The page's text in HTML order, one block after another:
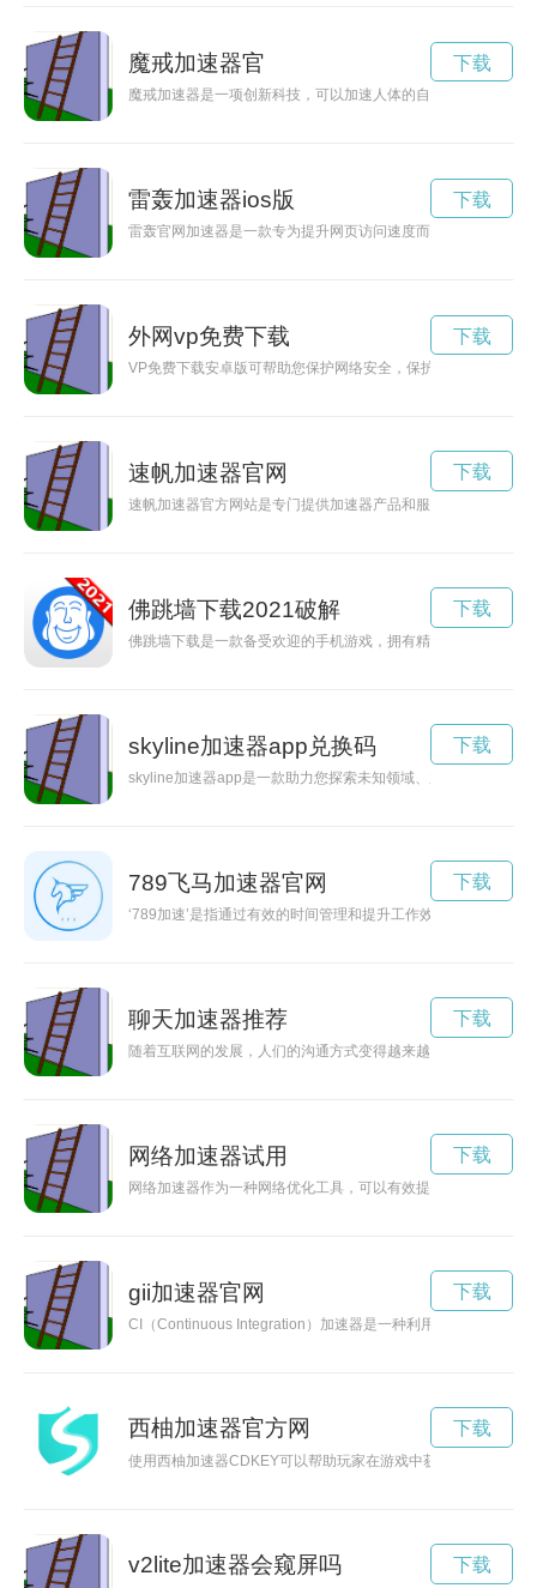
魔戒加速器官
魔戒加速器是一项创新科技，可以加速人体的自愈能力，让人们
下载
雷轰加速器ios版
雷轰官网加速器是一款专为提升网页访问速度而设计的应用程
下载
外网vp免费下载
VP免费下载安卓版可帮助您保护网络安全，保护您的隐私信息
下载
速帆加速器官网
速帆加速器官方网站是专门提供加速器产品和服务的官方平台
下载
佛跳墙下载2021破解
佛跳墙下载是一款备受欢迎的手机游戏，拥有精美的画面和刺
下载
skyline加速器app兑换码
skyline加速器app是一款助力您探索未知领域、加速前行的神
下载
789飞马加速器官网
‘789加速’是指通过有效的时间管理和提升工作效率，让生活更
下载
聊天加速器推荐
随着互联网的发展，人们的沟通方式变得越来越便捷。而聊天
下载
网络加速器试用
网络加速器作为一种网络优化工具，可以有效提升网络速度，
下载
gii加速器官网
CI（Continuous Integration）加速器是一种利用自动化工具和
下载
西柚加速器官方网
使用西柚加速器CDKEY可以帮助玩家在游戏中获得更流畅的网
下载
v2lite加速器会窥屏吗 下载